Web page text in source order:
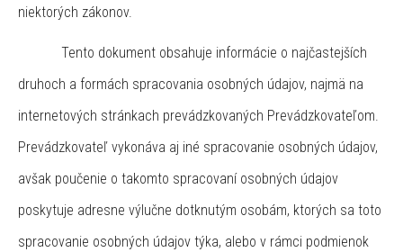
niektorých zákonov.
Tento dokument obsahuje informácie o najčastejších
druhoch a formách spracovania osobných údajov, najmä na
internetových stránkach prevádzkovaných Prevádzkovateľom.
Prevádzkovateľ vykonáva aj iné spracovanie osobných údajov,
avšak poučenie o takomto spracovaní osobných údajov
poskytuje adresne výlučne dotknutým osobám, ktorých sa toto
spracovanie osobných údajov týka, alebo v rámci podmienok